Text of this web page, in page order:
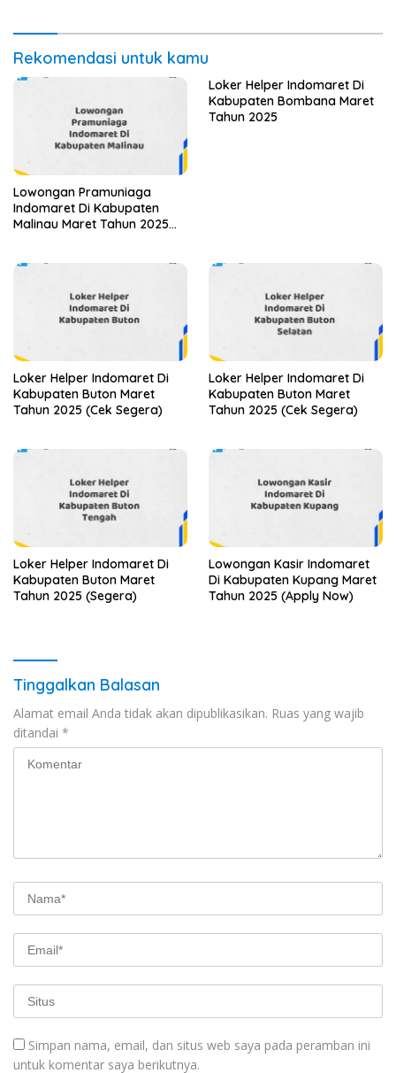
Rekomendasi untuk kamu
Lowongan Pramuniaga
Indomaret Di Kabupaten
Malinau Maret Tahun 2025
Loker Helper Indomaret Di
Kabupaten Bombana Maret
Tahun 2025
Loker Helper Indomaret Di
Kabupaten Buton Maret
Tahun 2025 (Cek Segera)
Loker Helper Indomaret Di
Kabupaten Buton Maret
Tahun 2025 (Cek Segera)
Loker Helper Indomaret Di
Kabupaten Buton Maret
Tahun 2025 (Segera)
Lowongan Kasir Indomaret
Di Kabupaten Kupang Maret
Tahun 2025 (Apply Now)
Tinggalkan Balasan
Alamat email Anda tidak akan dipublikasikan. Ruas yang wajib
ditandai *
Simpan nama, email, dan situs web saya pada peramban ini
untuk komentar saya berikutnya.